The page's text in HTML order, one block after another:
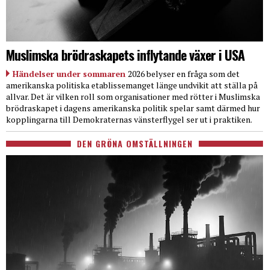
Muslimska brödraskapets inflytande växer i USA
Händelser under sommaren 2026 belyser en fråga som det
amerikanska politiska etablissemanget länge undvikit att ställa på
allvar. Det är vilken roll som organisationer med rötter i Muslimska
brödraskapet i dagens amerikanska politik spelar samt därmed hur
kopplingarna till Demokraternas vänsterflygel ser ut i praktiken.
DEN GRÖNA OMSTÄLLNINGEN